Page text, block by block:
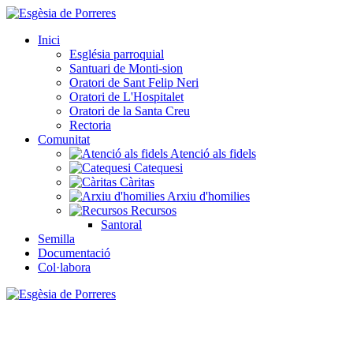
Inici
Església parroquial
Santuari de Monti-sion
Oratori de Sant Felip Neri
Oratori de L'Hospitalet
Oratori de la Santa Creu
Rectoria
Comunitat
Atenció als fidels
Catequesi
Càritas
Arxiu d'homilies
Recursos
Santoral
Semilla
Documentació
Col·labora